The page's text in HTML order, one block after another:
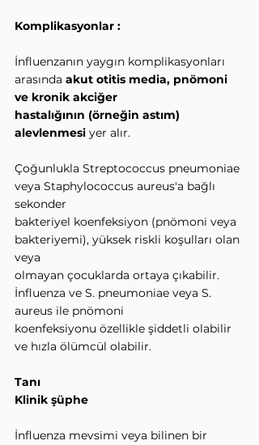
Komplikasyonlar :
İnfluenzanın yaygın komplikasyonları
arasında akut otitis media, pnömoni
ve kronik akciğer
hastalığının (örneğin astım)
alevlenmesi yer alır.
Çoğunlukla Streptococcus pneumoniae
veya Staphylococcus aureus'a bağlı
sekonder
bakteriyel koenfeksiyon (pnömoni veya
bakteriyemi), yüksek riskli koşulları olan
veya
olmayan çocuklarda ortaya çıkabilir.
İnfluenza ve S. pneumoniae veya S.
aureus ile pnömoni
koenfeksiyonu özellikle şiddetli olabilir
ve hızla ölümcül olabilir.
Tanı
Klinik şüphe
İnfluenza mevsimi veya bilinen bir